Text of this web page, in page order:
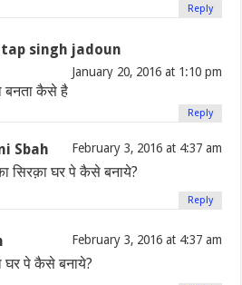
Reply
singh jadoun
January 20, 2016 at 1:10 pm
बनता कैसे है
Reply
Sbah February 3, 2016 at 4:37 am
सिरक़ा घर पे कैसे बनाये?
Reply
February 3, 2016 at 4:37 am
घर पे कैसे बनाये?